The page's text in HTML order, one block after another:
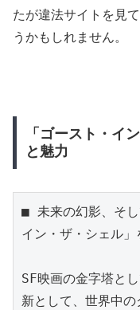
たが違法サイトを見
うかもしれません。
「ゴースト・イ
と魅力
■ 未来の幻影、そし
イン・ザ・シェル」
SF映画の金字塔と
新として、世界中